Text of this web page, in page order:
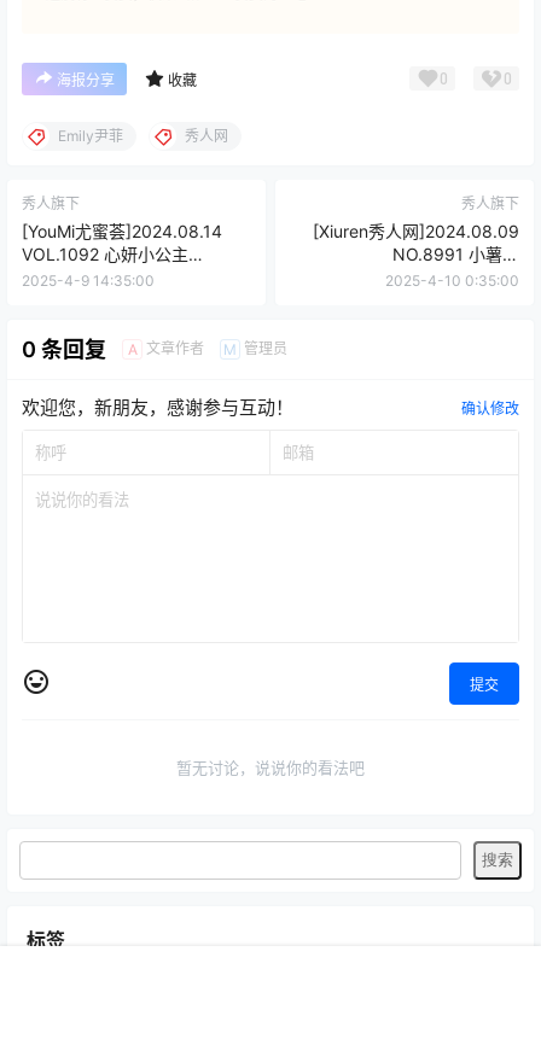
海报分享 收藏 0 0
Emily尹菲 秀人网
秀人旗下
[YouMi尤蜜荟]2024.08.14
VOL.1092 心妍小公主
[47+1P/464MB]
2025-4-9 14:35:00
秀人旗下
[Xiuren秀人网]2024.08.09
NO.8991 小薯条
nienie[75+1P/676MB]
2025-4-10 0:35:00
0 条回复 A 文章作者 M 管理员
欢迎您，新朋友，感谢参与互动！ 确认修改
提交
暂无讨论，说说你的看法吧
标签